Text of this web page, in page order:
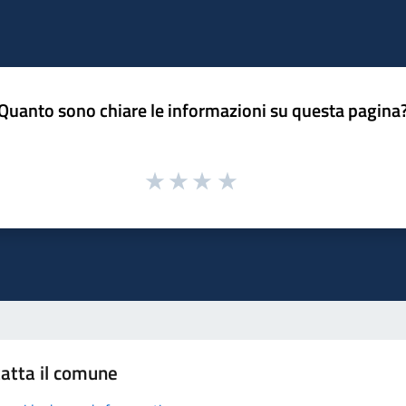
sono chiare le informazioni su questa
il comune